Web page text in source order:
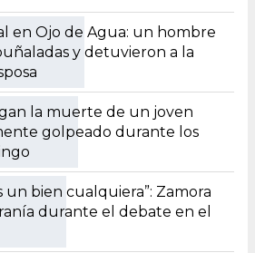
en Ojo de Agua: un hombre
y detuvieron a la
la muerte de un joven
golpeado durante los
un bien cualquiera”: Zamora
durante el debate en el